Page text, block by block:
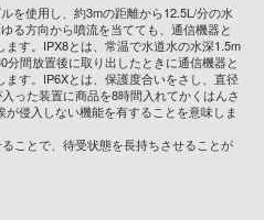
を使用し、約3mの距離から12.5L/分の水
る方向から噴流を当てても、通信機器と
ます。IPX8とは、常温で水道水の水深1.5m
間放置後に取り出したときに通信機器と
ます。IP6Xとは、保護度合いをさし、直径
った装置に商品を8時間入れてかくはんさ
侵入しない機能を有することを意味しま
ことで、待受状態を長持ちさせることが